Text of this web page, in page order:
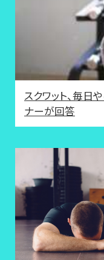
スクワット、毎日
ナーが回答